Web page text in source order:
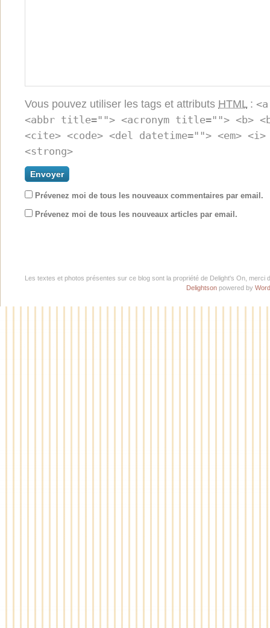
Vous pouvez utiliser les tags et attributs HTML :
<abbr title=""> <acronym title=""> <b>
<cite> <code> <del datetime=""> <em>
<strong>
Prévenez moi de tous les nouveaux commentaires par email.
Prévenez moi de tous les nouveaux articles par email.
Les textes et photos présentes sur ce blog sont la propriété de Delight's On,
Delightson powered by